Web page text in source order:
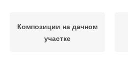
Композиции на дачном
участке